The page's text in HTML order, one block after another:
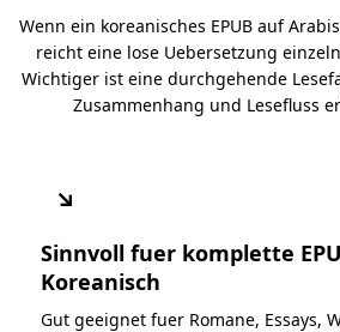
Wenn ein koreanisches EPUB auf
reicht eine lose Uebersetzung
Wichtiger ist eine durchgehende
Zusammenhang und Lesefluss
↘
Sinnvoll fuer komplette
Koreanisch
Gut geeignet fuer Romane, Essays,